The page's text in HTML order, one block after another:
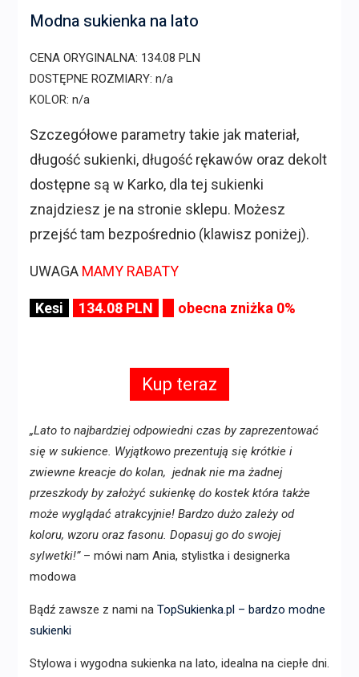
Modna sukienka na lato
CENA ORYGINALNA: 134.08 PLN
DOSTĘPNE ROZMIARY: n/a
KOLOR: n/a
Szczegółowe parametry takie jak materiał,
długość sukienki, długość rękawów oraz dekolt
dostępne są w Karko, dla tej sukienki
znajdziesz je na stronie sklepu. Możesz
przejść tam bezpośrednio (klawisz poniżej).
UWAGA MAMY RABATY
Kesi 134.08 PLN obecna zniżka 0%
Kup teraz
„Lato to najbardziej odpowiedni czas by zaprezentować
się w sukience. Wyjątkowo prezentują się krótkie i
zwiewne kreacje do kolan, jednak nie ma żadnej
przeszkody by założyć sukienkę do kostek która także
może wyglądać atrakcyjnie! Bardzo dużo zależy od
koloru, wzoru oraz fasonu. Dopasuj go do swojej
sylwetki!”– mówi nam Ania, stylistka i designerka
modowa
Bądź zawsze z nami na TopSukienka.pl – bardzo modne
sukienki
Stylowa i wygodna sukienka na lato, idealna na ciepłe dni.